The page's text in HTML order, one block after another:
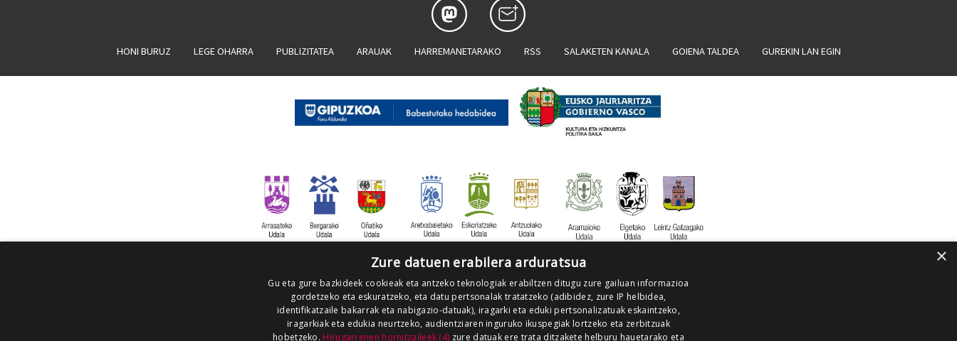
HONI BURUZ LEGE OHARRA PUBLIZITATEA ARAUAK HARREMANETARAKO RSS SALAKETEN KANALA GOIENA TALDEA GUREKIN LAN EGIN
×
Zure datuen erabilera arduratsua
Gu eta gure bazkideek cookieak eta antzeko teknologiak erabiltzen ditugu zure gailuan informazioa
gordetzeko eta eskuratzeko, eta datu pertsonalak tratatzeko (adibidez, zure IP helbidea,
identifikatzaile bakarrak eta nabigazio-datuak), iragarki eta eduki pertsonalizatuak eskaintzeko,
iragarkiak eta edukia neurtzeko, audientziaren inguruko ikuspegiak lortzeko eta zerbitzuak
hobetzeko. Hirugarrenen hornitzaileek (4) zure datuak ere trata ditzakete helburu hauetarako eta